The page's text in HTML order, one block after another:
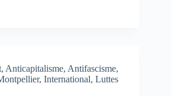
, Anticapitalisme, Antifascisme,
, International, Luttes